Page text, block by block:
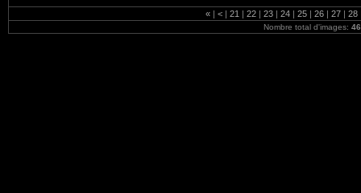
« | < | 21 | 22 | 23 | 24 | 25 | 26 | 27 | 28
Nombre total d'images: 46